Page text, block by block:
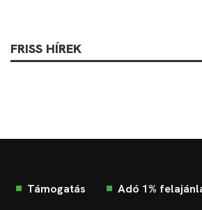
FRISS HÍREK
Támogatás Adó 1%